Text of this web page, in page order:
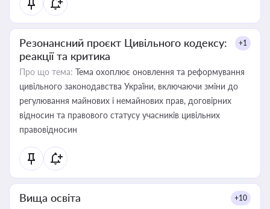
Резонансний проєкт Цивільного кодексу:
реакції та критика
+1
Про що тема: Тема охоплює оновлення та реформування
цивільного законодавства України, включаючи зміни до
регулювання майнових і немайнових прав, договірних
відносин та правового статусу учасників цивільних
правовідносин
Вища освіта +10